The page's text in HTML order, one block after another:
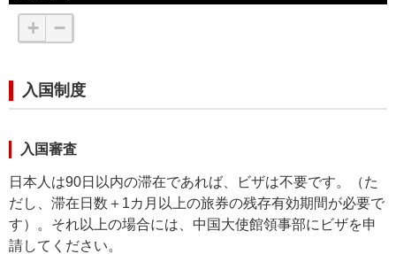
+ −
入国制度
入国審査
日本人は90日以内の滞在であれば、ビザは不要です。（た
だし、滞在日数＋1カ月以上の旅券の残存有効期間が必要で
す）。それ以上の場合には、中国大使館領事部にビザを申
請してください。